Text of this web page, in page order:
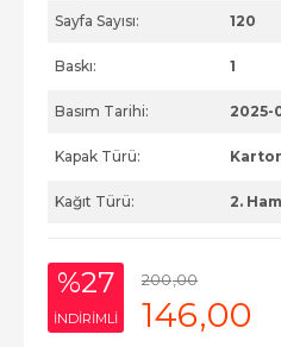
Sayfa Sayısı: 120
Baskı: 1
Basım Tarihi: 2025-
Kapak Türü:
Kağıt Türü: 2.
%27
INDIRIMLI
200,00
146,00